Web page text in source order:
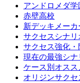
アンドロメダ学
赤壁高校
新デッキメー
サクセスシナリ
サクセス強化
現在の最強シナ
ケース別オスス
オリジンサクセ